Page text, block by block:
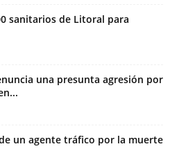
sanitarios de Litoral para
una presunta agresión por
un agente tráfico por la muerte